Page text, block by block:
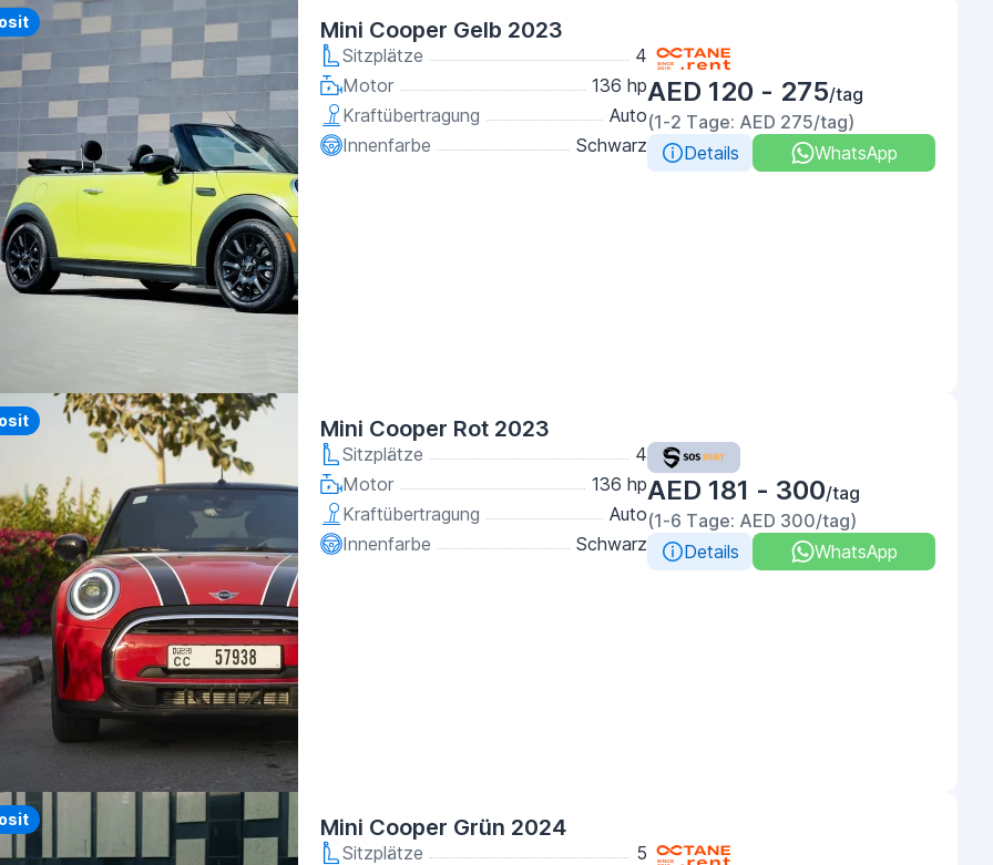
Mini Cooper Gelb 2023
Sitzplätze
4
Motor
136 hp
Kraftübertragung
Auto
Innenfarbe
Schwarz
AED 120 - 275/tag
(1-2 Tage: AED 275/tag)
Details
WhatsApp
Mini Cooper Rot 2023
Sitzplätze
4
Motor
136 hp
Kraftübertragung
Auto
Innenfarbe
Schwarz
AED 181 - 300/tag
(1-6 Tage: AED 300/tag)
Details
WhatsApp
Mini Cooper Grün 2024
Sitzplätze
5